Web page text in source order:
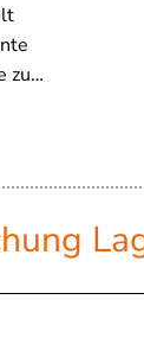
zu…